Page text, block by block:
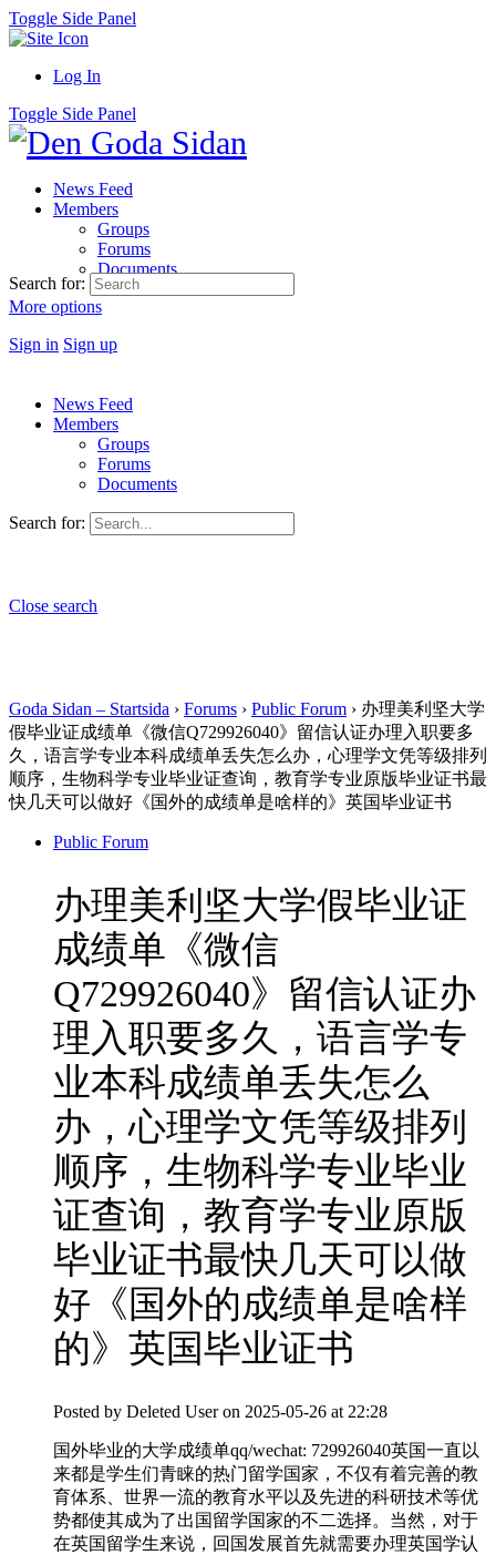
Toggle Side Panel
Log In
Toggle Side Panel
News Feed
Members
Groups
Forums
Documents
More options
Sign in Sign up
Search for:
News Feed
Members
Groups
Forums
Documents
Search for:
Close search
Goda Sidan – Startsida › Forums › Public Forum › 办理美利坚大学
假毕业证成绩单《微信Q729926040》留信认证办理入职要多
久，语言学专业本科成绩单丢失怎么办，心理学文凭等级排列
顺序，生物科学专业毕业证查询，教育学专业原版毕业证书最
快几天可以做好《国外的成绩单是啥样的》英国毕业证书
Public Forum
办理美利坚大学假毕业证
成绩单《微信
Q729926040》留信认证办
理入职要多久，语言学专
业本科成绩单丢失怎么
办，心理学文凭等级排列
顺序，生物科学专业毕业
证查询，教育学专业原版
毕业证书最快几天可以做
好《国外的成绩单是啥样
的》英国毕业证书
Posted by Deleted User on 2025-05-26 at 22:28
国外毕业的大学成绩单qq/wechat: 729926040英国一直以
来都是学生们青睐的热门留学国家，不仅有着完善的教
育体系、世界一流的教育水平以及先进的科研技术等优
势都使其成为了出国留学国家的不二选择。当然，对于
在英国留学生来说，回国发展首先就需要办理英国学认